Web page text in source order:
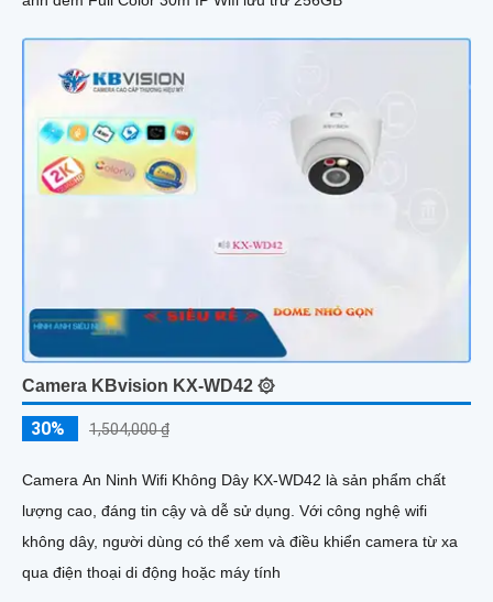
Camera KBvision KX-WD42 ۞
30% 1,504,000 ₫
Camera An Ninh Wifi Không Dây KX-WD42 là sản phẩm chất
lượng cao, đáng tin cậy và dễ sử dụng. Với công nghệ wifi
không dây, người dùng có thể xem và điều khiển camera từ xa
qua điện thoại di động hoặc máy tính